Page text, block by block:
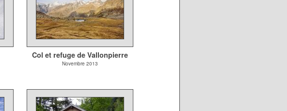
Col et refuge de Vallonpierre
Novembre 2013